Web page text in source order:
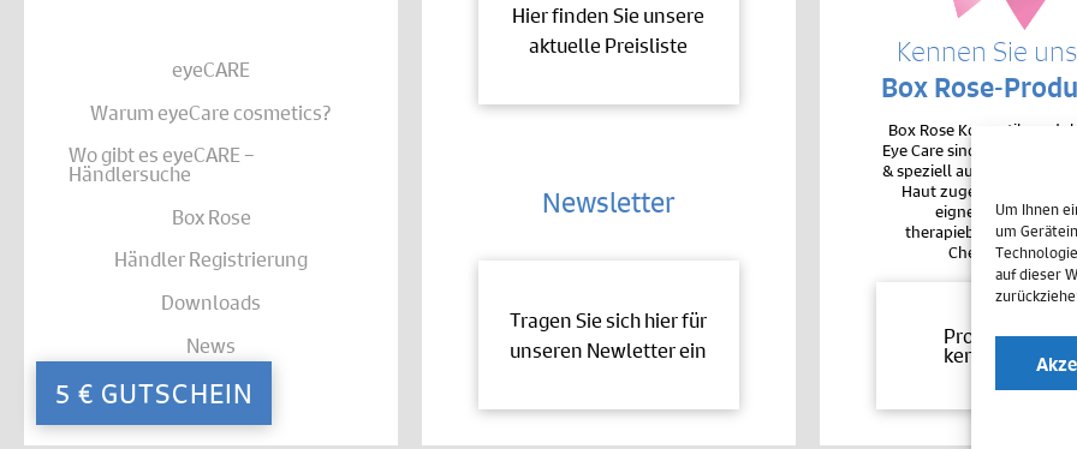
Um Ihnen
um
auf dieser
5 € GUTSCHEIN
eyeCARE
Warum eyeCare cosmetics?
Wo gibt es eyeCARE –
Händlersuche
Box Rose
Händler Registrierung
Downloads
News
Kontakt
Hier finden Sie unsere
aktuelle Preisliste
Newsletter
Tragen Sie sich hier für
unseren Newletter ein
Kennen Sie
Box Rose-
Box Rose
Eye Care sind sehr
& speziell auf die
Haut zugeschnitten.
eignen sie sich auch
therapiebegleitend bei
Chemotherapie.
Produkte
kennenlernen